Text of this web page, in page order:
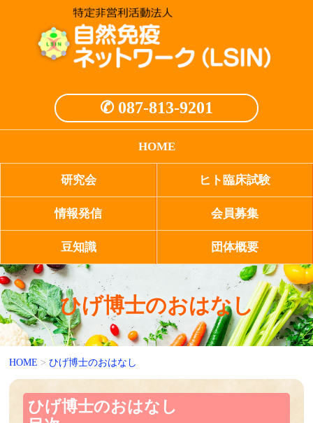
✆ 087-813-9201
HOME
研究会 ヒト臨床試験
情報発信 会員募集
豆知識 団体概要
ひげ博士のおはなし
HOME >ひげ博士のおはなし
ひげ博士のおはなし